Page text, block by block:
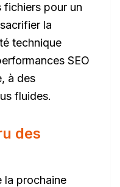
fichiers pour un
la
technique
SEO
à des
fluides.
des
la prochaine